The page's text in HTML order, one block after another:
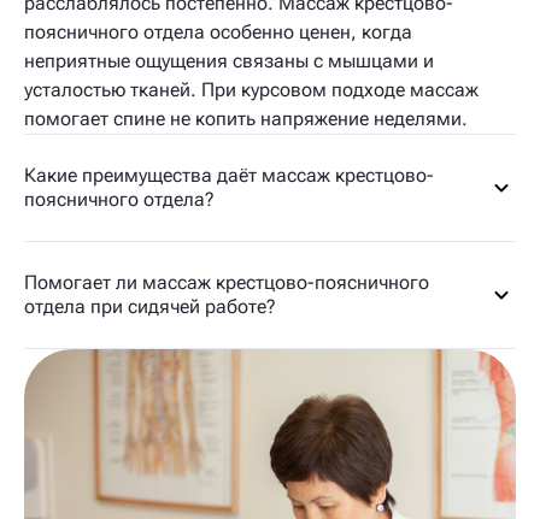
поясничного отдела особенно ценен, когда
неприятные ощущения связаны с мышцами и
усталостью тканей. При курсовом подходе массаж
помогает спине не копить напряжение неделями.
Какие преимущества даёт массаж крестцово-
поясничного отдела?
Помогает ли массаж крестцово-поясничного
отдела при сидячей работе?